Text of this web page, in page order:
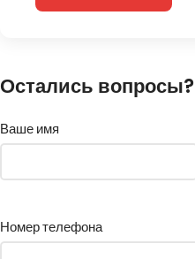
Остались вопросы?
Ваше имя
Номер телефона